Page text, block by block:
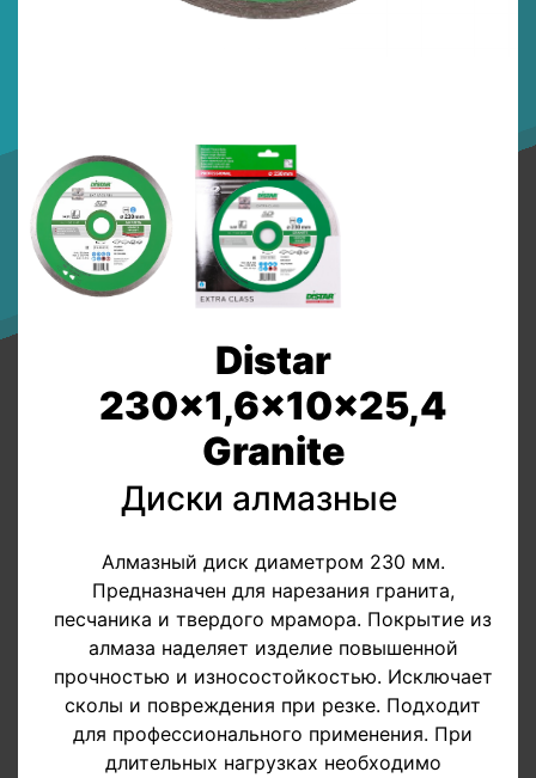
Distar
230x1,6x10x25,4
Granite
Диски алмазные
Алмазный диск диаметром 230 мм.
Предназначен для нарезания гранита,
песчаника и твердого мрамора. Покрытие из
алмаза наделяет изделие повышенной
прочностью и износостойкостью. Исключает
сколы и повреждения при резке. Подходит
для профессионального применения. При
длительных нагрузках необходимо